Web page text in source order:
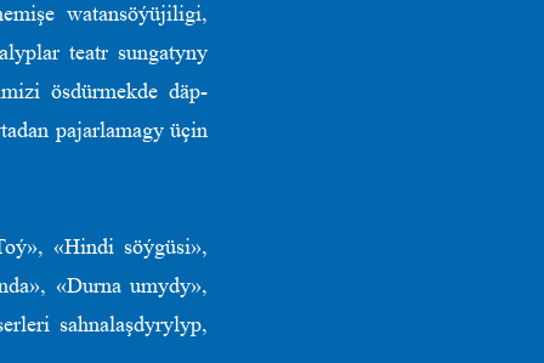
watansöýüjiligi,
teatr sungatyny
ösdürmekde däp-
pajarlamagy üçin
«Hindi söýgüsi»,
«Durna umydy»,
sahnalaşdyrylyp,